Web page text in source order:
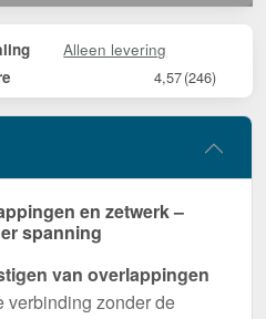
Alleen levering
4,57(246)
en zetwerk –
spanning
van overlappingen
verbinding zonder de